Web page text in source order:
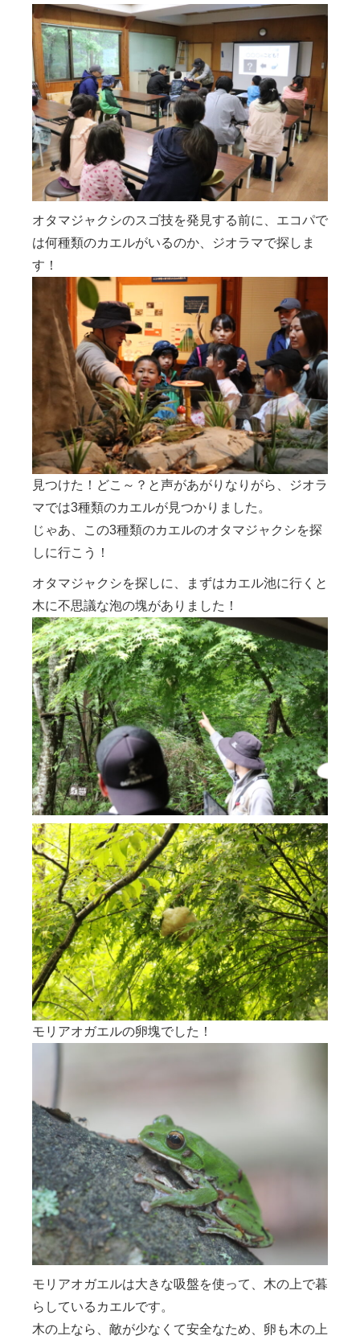
オタマジャクシのスゴ技を発見する前に、エコパで
は何種類のカエルがいるのか、ジオラマで探しま
す！
見つけた！どこ～？と声があがりなりがら、ジオラ
マでは3種類のカエルが見つかりました。
じゃあ、この3種類のカエルのオタマジャクシを探
しに行こう！
オタマジャクシを探しに、まずはカエル池に行くと
木に不思議な泡の塊がありました！
モリアオガエルの卵塊でした！
モリアオガエルは大きな吸盤を使って、木の上で暮
らしているカエルです。
木の上なら、敵が少なくて安全なため、卵も木の上